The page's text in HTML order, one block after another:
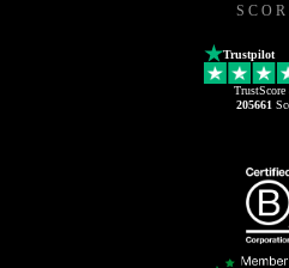
Trustpilot
TrustScore
205661